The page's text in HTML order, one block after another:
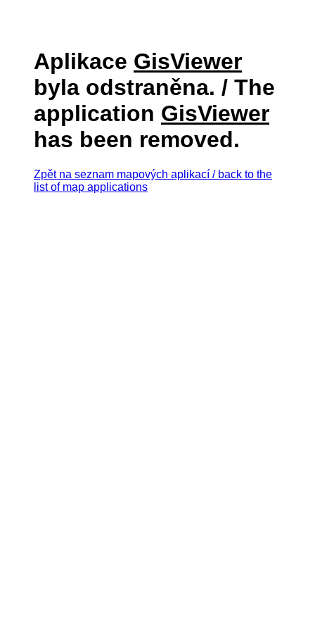
Aplikace GisViewer
byla odstraněna. / The
application GisViewer
has been removed.
Zpět na seznam mapových aplikací / back to the
list of map applications